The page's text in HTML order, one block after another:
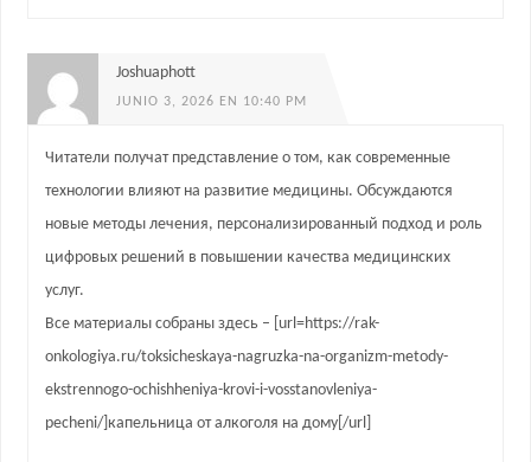
Joshuaphott
JUNIO 3, 2026 EN 10:40 PM
Читатели получат представление о том, как современные
технологии влияют на развитие медицины. Обсуждаются
новые методы лечения, персонализированный подход и роль
цифровых решений в повышении качества медицинских
услуг.
Все материалы собраны здесь – [url=https://rak-
onkologiya.ru/toksicheskaya-nagruzka-na-organizm-metody-
ekstrennogo-ochishheniya-krovi-i-vosstanovleniya-
pecheni/]капельница от алкоголя на дому[/url]